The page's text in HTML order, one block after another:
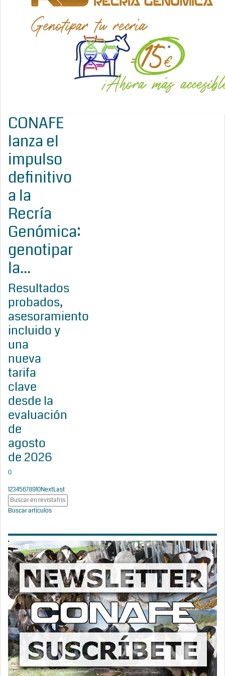
CONAFE
lanza el
impulso
definitivo
a la
Recría
Genómica:
genotipar
la...
Resultados
probados,
asesoramiento
incluido y
una
nueva
tarifa
clave
desde la
evaluación
de
agosto
de 2026
0
12345678910NextLast
Buscar artículos